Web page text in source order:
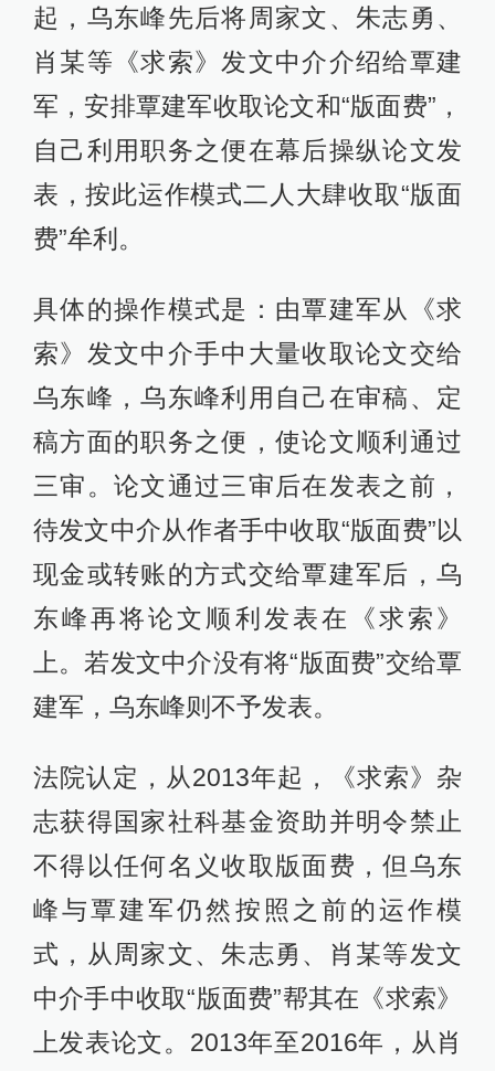
起，乌东峰先后将周家文、朱志勇、
肖某等《求索》发文中介介绍给覃建
军，安排覃建军收取论文和“版面费”，
自己利用职务之便在幕后操纵论文发
表，按此运作模式二人大肆收取“版面
费”牟利。
具体的操作模式是：由覃建军从《求
索》发文中介手中大量收取论文交给
乌东峰，乌东峰利用自己在审稿、定
稿方面的职务之便，使论文顺利通过
三审。论文通过三审后在发表之前，
待发文中介从作者手中收取“版面费”以
现金或转账的方式交给覃建军后，乌
东峰再将论文顺利发表在《求索》
上。若发文中介没有将“版面费”交给覃
建军，乌东峰则不予发表。
法院认定，从2013年起，《求索》杂
志获得国家社科基金资助并明令禁止
不得以任何名义收取版面费，但乌东
峰与覃建军仍然按照之前的运作模
式，从周家文、朱志勇、肖某等发文
中介手中收取“版面费”帮其在《求索》
上发表论文。2013年至2016年，从肖